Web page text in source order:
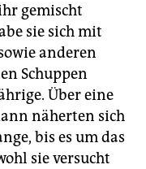
gemischt
sie sich mit
anderen
Schuppen
Über eine
näherten sich
bis es um das
sie versucht